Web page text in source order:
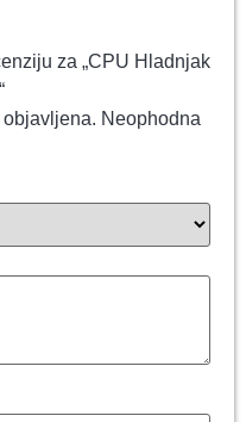
za „CPU Hladnjak
Neophodna